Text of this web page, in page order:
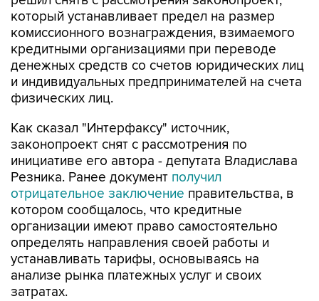
который устанавливает предел на размер
комиссионного вознаграждения, взимаемого
кредитными организациями при переводе
денежных средств со счетов юридических лиц
и индивидуальных предпринимателей на счета
физических лиц.
Как сказал "Интерфаксу" источник,
законопроект снят с рассмотрения по
инициативе его автора - депутата Владислава
Резника. Ранее документ получил
отрицательное заключение правительства, в
котором сообщалось, что кредитные
организации имеют право самостоятельно
определять направления своей работы и
устанавливать тарифы, основываясь на
анализе рынка платежных услуг и своих
затратах.